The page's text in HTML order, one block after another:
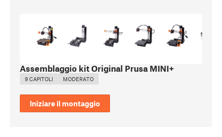
Assemblaggio kit Original Prusa MINI+
9 CAPITOLI MODERATO
Iniziare il montaggio